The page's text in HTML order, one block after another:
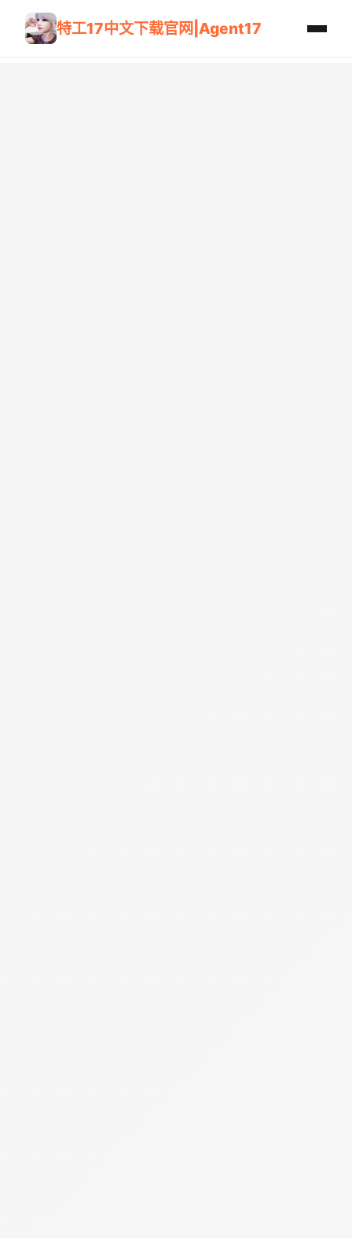
特工17中文下载官网|Agent17